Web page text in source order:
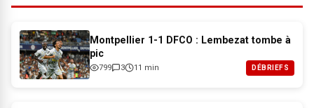
Montpellier 1-1 DFCO : Lembezat tombe à
pic
799 3 11 min DÉBRIEFS